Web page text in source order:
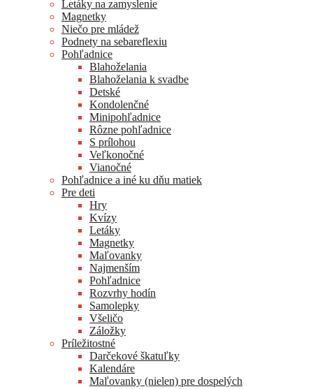
Letáky na zamyslenie
Magnetky
Niečo pre mládež
Podnety na sebareflexiu
Pohľadnice
Blahoželania
Blahoželania k svadbe
Detské
Kondolenčné
Minipohľadnice
Rôzne pohľadnice
S prílohou
Veľkonočné
Vianočné
Pohľadnice a iné ku dňu matiek
Pre deti
Hry
Kvízy
Letáky
Magnetky
Maľovanky
Najmenším
Pohľadnice
Rozvrhy hodín
Samolepky
Všeličo
Záložky
Príležitostné
Darčekové škatuľky
Kalendáre
Maľovanky (nielen) pre dospelých